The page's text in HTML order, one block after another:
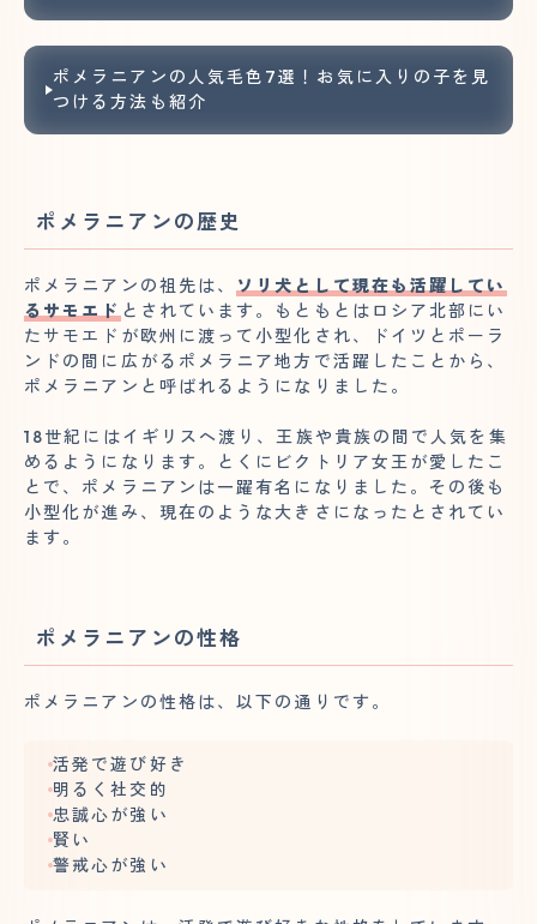
ポメラニアンの人気毛色7選！お気に入りの子を見
つける方法も紹介
ポメラニアンの歴史
ポメラニアンの祖先は、
ソリ犬として現在も活躍してい
るサモエド とされています。もともとはロシア北部にい
たサモエドが欧州に渡って小型化され、ドイツとポーラ
ンドの間に広がるポメラニア地方で活躍したことから、
ポメラニアンと呼ばれるようになりました。
18世紀にはイギリスへ渡り、王族や貴族の間で人気を集
めるようになります。とくにビクトリア女王が愛したこ
とで、ポメラニアンは一躍有名になりました。その後も
小型化が進み、現在のような大きさになったとされてい
ます。
ポメラニアンの性格
ポメラニアンの性格は、以下の通りです。
活発で遊び好き
明るく社交的
忠誠心が強い
賢い
警戒心が強い